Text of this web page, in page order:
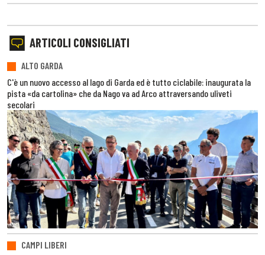
ARTICOLI CONSIGLIATI
ALTO GARDA
C'è un nuovo accesso al lago di Garda ed è tutto ciclabile: inaugurata la
pista «da cartolina» che da Nago va ad Arco attraversando uliveti
secolari
CAMPI LIBERI